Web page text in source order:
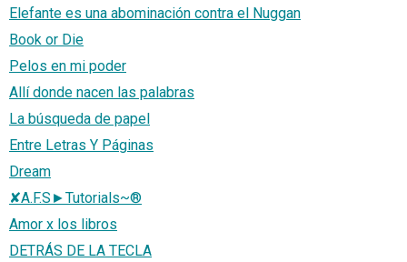
Elefante es una abominación contra el Nuggan
Book or Die
Pelos en mi poder
Allí donde nacen las palabras
La búsqueda de papel
Entre Letras Y Páginas
Dream
✘A.F.S►Tutorials~®
Amor x los libros
DETRÁS DE LA TECLA